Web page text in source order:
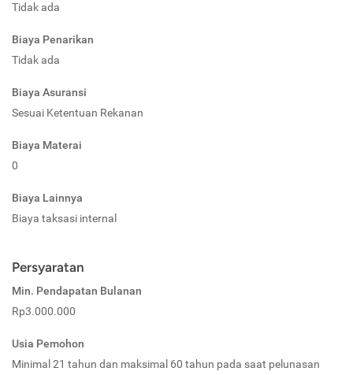
Tidak ada
Biaya Penarikan
Tidak ada
Biaya Asuransi
Sesuai Ketentuan Rekanan
Biaya Materai
0
Biaya Lainnya
Biaya taksasi internal
Persyaratan
Min. Pendapatan Bulanan
Rp3.000.000
Usia Pemohon
Minimal 21 tahun dan maksimal 60 tahun pada saat pelunasan